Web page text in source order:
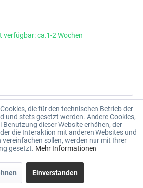
verfügbar: ca.1-2 Wochen
die für den technischen Betrieb der
und stets gesetzt werden. Andere Cookies,
Benutzung dieser Website erhöhen, der
die Interaktion mit anderen Websites und
vereinfachen sollen, werden nur mit Ihrer
gesetzt. Mehr Informationen
Einverstanden